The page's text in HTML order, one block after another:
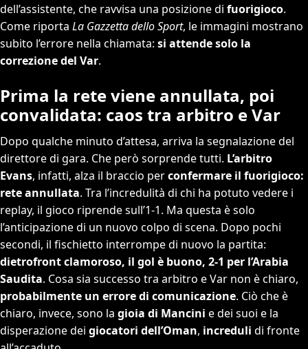
dell’assistente, che ravvisa una posizione di fuorigioco.
Come riporta La Gazzetta dello Sport, le immagini mostrano
subito l’errore nella chiamata: si attende solo la
correzione del Var.
Prima la rete viene annullata, poi
convalidata: caos tra arbitro e Var
Dopo qualche minuto d’attesa, arriva la segnalazione del
direttore di gara. Che però sorprende tutti. L’arbitro
Evans, infatti, alza il braccio perconfermare il fuorigioco:
rete annullata. Tra l’incredulità di chi ha potuto vedere i
replay, il gioco riprende sull’1-1. Ma questa è solo
l’anticipazione di un nuovo colpo di scena. Dopo pochi
secondi, il fischietto interrompe di nuovo la partita:
dietrofront clamoroso, il gol è buono, 2-1 per l’Arabia
Saudita. Cosa sia successo tra arbitro e Var non è chiaro,
probabilmente un errore di comunicazione. Ciò che è
chiaro, invece, sono la gioia di Mancini e dei suoi e la
disperazione dei giocatori dell’Oman, increduli di fronte